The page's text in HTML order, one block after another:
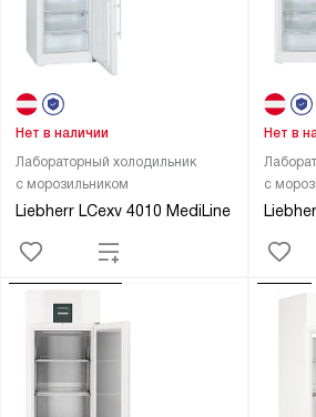
Лабораторный холодильник
с морозильником
Liebherr LCexv 4010 MediLine
Нет в наличии
с
Нет в